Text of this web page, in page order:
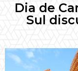
Dia de
Sul